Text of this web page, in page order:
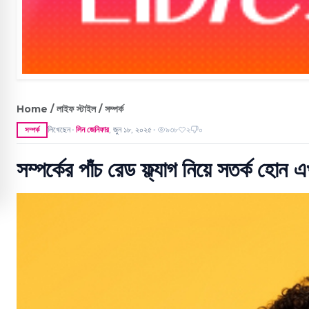
Home / লাইফ স্টাইল / সম্পর্ক
সম্পর্ক লিখেছেন ● লিন জেনিফার, জুন ১৮, ২০২৫ ● ৯৩৮ ২ ০
সম্পর্কের পাঁচ রেড ফ্ল্যাগ নিয়ে সতর্ক হোন